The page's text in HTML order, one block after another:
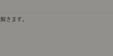
きます。